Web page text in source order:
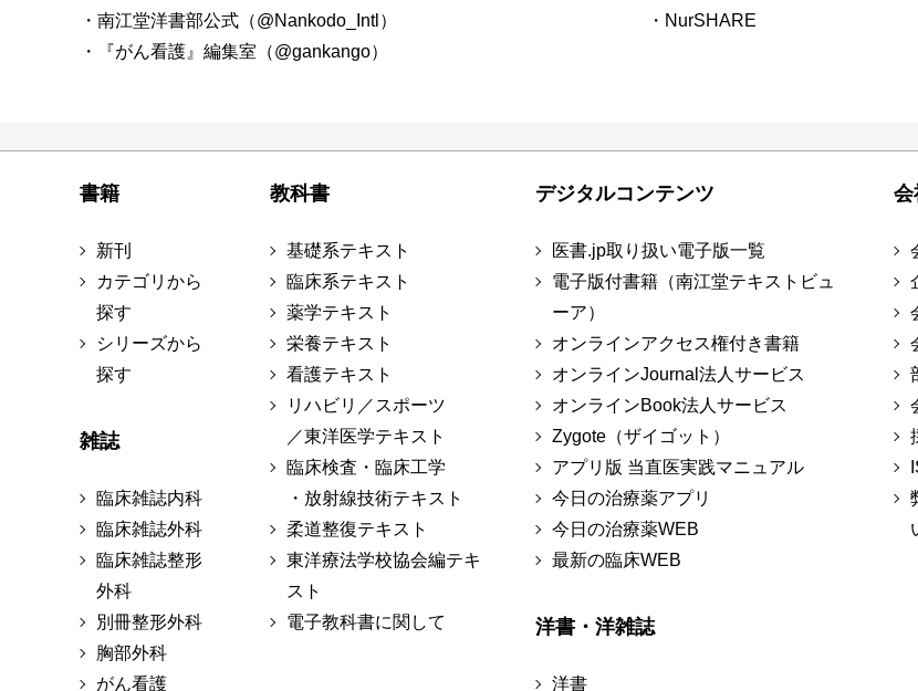
・南江堂洋書部公式（@Nankodo_Intl）
・『がん看護』編集室（@gankango）
・NurSHARE
書籍
新刊
カテゴリから
探す
シリーズから
探す
雑誌
臨床雑誌内科
臨床雑誌外科
臨床雑誌整形
外科
別冊整形外科
胸部外科
がん看護
教科書
基礎系テキスト
臨床系テキスト
薬学テキスト
栄養テキスト
看護テキスト
リハビリ／スポーツ
／東洋医学テキスト
臨床検査・臨床工学
・放射線技術テキスト
柔道整復テキスト
東洋療法学校協会編テキ
スト
電子教科書に関して
デジタルコンテンツ
医書.jp取り扱い電子版一覧
電子版付書籍（南江堂テキストビュ
ーア）
オンラインアクセス権付き書籍
オンラインJournal法人サービス
オンラインBook法人サービス
Zygote（ザイゴット）
アプリ版 当直医実践マニュアル
今日の治療薬アプリ
今日の治療薬WEB
最新の臨床WEB
洋書・洋雑誌
洋書
会